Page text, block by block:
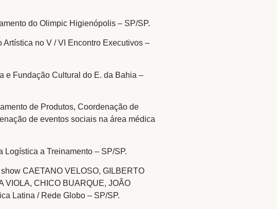
do Olimpic Higienópolis – SP/SP.
no V / VI Encontro Executivos –
e Fundação Cultural do E. da Bahia –
de Produtos, Coordenação de
de eventos sociais na área médica
a Treinamento – SP/SP.
CAETANO VELOSO, GILBERTO
VIOLA, CHICO BUARQUE, JOÃO
Latina / Rede Globo – SP/SP.